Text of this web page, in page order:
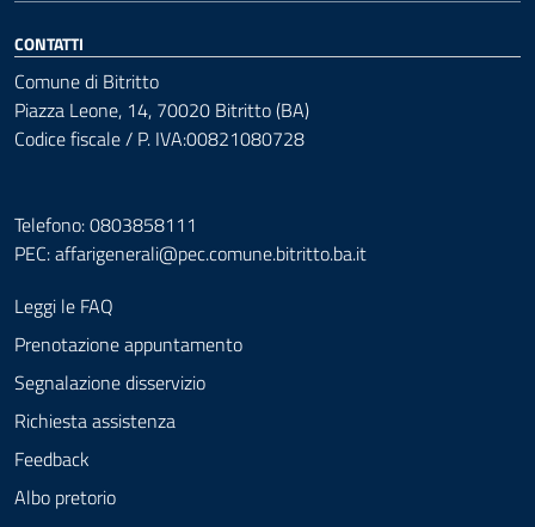
CONTATTI
Comune di Bitritto
Piazza Leone, 14, 70020 Bitritto (BA)
Codice fiscale / P. IVA:00821080728
Telefono: 0803858111
PEC:affarigenerali@pec.comune.bitritto.ba.it
Leggi le FAQ
Prenotazione appuntamento
Segnalazione disservizio
Richiesta assistenza
Feedback
Albo pretorio